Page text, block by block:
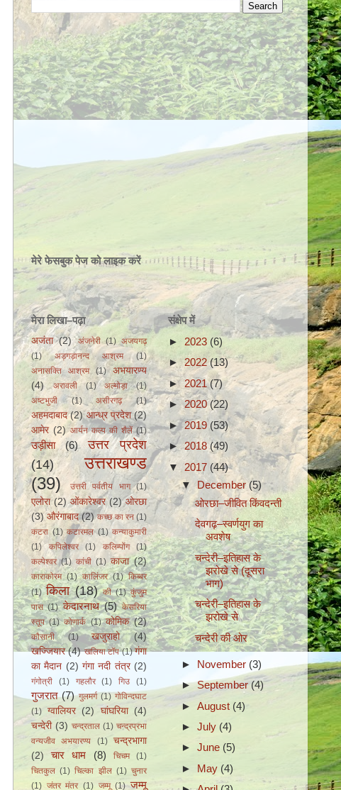
मेरे फेसबुक पेज को लाइक करें
मेरा लिखा–पढ़ा
अजंता (2) अंजनेरी (1) अजयगढ़
(1)
अड़गड़ानन्द आश्रम
(1)
अनासक्ति आश्रम
(1)
अभयारण्य
(4)
अरावली (1) अल्मोड़ा
(1)
अष्टभुजी
(1) असीरगढ़ (1)
अहमदाबाद (2) आन्ध्र प्रदेश (2)
आमेर (2) आर्यन कल्प की शैलें (1)
उड़ीसा (6)
उत्तर प्रदेश
(14)
उत्तराखण्ड
(39)
उत्तरी पर्वतीय भाग (1)
एलोरा (2) ओंकारेश्वर (2) ओरछा
(3) औरंगाबाद (2) कच्छ का रन (1)
कटरा (1) कटारमल (1) कन्याकुमारी
(1)
कपिलेश्वर (1) कलिम्पोंग
(1)
कल्पेश्वर (1) कांची (1) काजा (2)
काराकोरम (1) कालिंजर (1) किब्बर
(1) किला (18) की (1) कुंजुम
पास (1) केदारनाथ (5) केसरिया
स्तूप (1) कोणार्क (1) कोमिक (2)
कौसानी (1) खजुराहो
(4)
खज्जियार (4) खलिया टॉप (1) गंगा
का मैदान (2) गंगा नदी तंत्र (2)
गंगोत्री (1) गहलौर (1) गिउ (1)
गुजरात (7) गुलमर्ग (1) गोविन्दघाट
(1) ग्वालियर (2) घांघरिया
(4)
चन्देरी (3) चन्द्रताल (1) चन्द्रप्रभा
वन्यजीव अभयारण्य
(1) चन्द्रभागा
(2)
चार धाम (8) चिचम
(1)
चितकुल (1) चिल्का झील (1) चुनार
(1) जंतर मंतर (1) जम्मू (1) जम्मू
संक्षेप में
► 2023 (6)
►2022 (13)
►2021(7)
►2020(22)
►2019(53)
►2018(49)
▼ 2017 (44)
▼December(5)
ओरछा–जीवित किंवदन्ती
देवगढ़–स्वर्णयुग का
अवशेष
चन्देरी–इतिहास के
झरोखे से (दूसरा
भाग)
चन्देरी–इतिहास के
झरोखे से
चन्देरी की ओर
► November (3)
►September (4)
►August (4)
►July (4)
►June (5)
► May (4)